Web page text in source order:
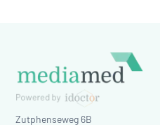
Zutphenseweg 6B